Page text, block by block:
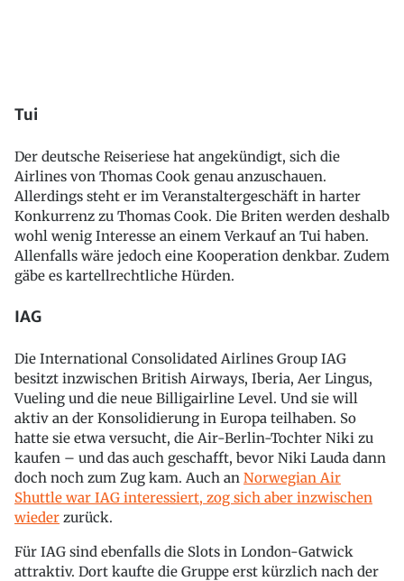
Tui
Der deutsche Reiseriese hat angekündigt, sich die
Airlines von Thomas Cook genau anzuschauen.
Allerdings steht er im Veranstaltergeschäft in harter
Konkurrenz zu Thomas Cook. Die Briten werden deshalb
wohl wenig Interesse an einem Verkauf an Tui haben.
Allenfalls wäre jedoch eine Kooperation denkbar. Zudem
gäbe es kartellrechtliche Hürden.
IAG
Die International Consolidated Airlines Group IAG
besitzt inzwischen British Airways, Iberia, Aer Lingus,
Vueling und die neue Billigairline Level. Und sie will
aktiv an der Konsolidierung in Europa teilhaben. So
hatte sie etwa versucht, die Air-Berlin-Tochter Niki zu
kaufen – und das auch geschafft, bevor Niki Lauda dann
doch noch zum Zug kam. Auch an Norwegian Air
Shuttle war IAG interessiert, zog sich aber inzwischen
wieder zurück.
Für IAG sind ebenfalls die Slots in London-Gatwick
attraktiv. Dort kaufte die Gruppe erst kürzlich nach der